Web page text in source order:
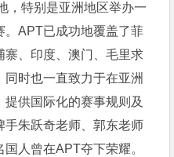
，特别是亚洲地区举办一
。APT已成功地覆盖了菲
寨、印度、澳门、毛里求
时也一直致力于在亚洲
供国际化的赛事规则及
手朱跃奇老师、郭东老师
人曾在APT夺下荣耀。